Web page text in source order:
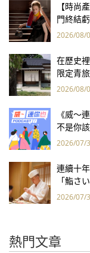
【時尚
門終結
報亮眼
2026/08/
在歷史
限定青
2026/08/
《威～
不是你
2026/07/
連續十
「鮨さ
2026/07/
熱門文章